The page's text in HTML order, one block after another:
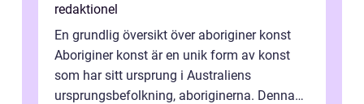
redaktionel
En grundlig översikt över aboriginer konst
Aboriginer konst är en unik form av konst
som har sitt ursprung i Australiens
ursprungsbefolkning, aboriginerna. Denna